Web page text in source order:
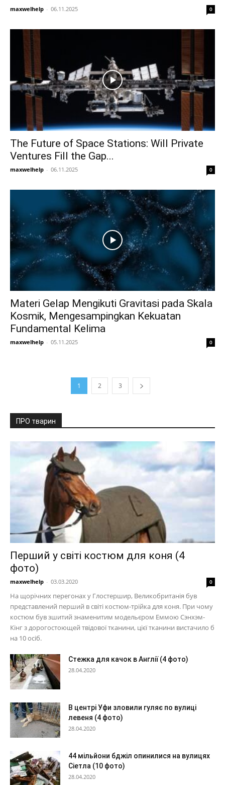
maxwelhelp - 06.11.2025 0
The Future of Space Stations: Will Private
Ventures Fill the Gap...
maxwelhelp - 06.11.2025 0
Materi Gelap Mengikuti Gravitasi pada Skala
Kosmik, Mengesampingkan Kekuatan
Fundamental Kelima
maxwelhelp - 05.11.2025 0
1 2 3
ПРО тварин
Перший у світі костюм для коня (4
фото)
maxwelhelp - 03.03.2020 0
На щорічних перегонах у Глостершир, Великобританія був
представлений перший в світі костюм-трійка для коня. При чому
костюм був зшитий знаменитим модельєром Еммою Сэнхэм-
Кінг з дорогостоющей твідової тканини, цієї тканини вистачило б
на 10 осіб.
Стежка для качок в Англії (4 фото)
28.04.2020
В центрі Уфи зловили гуляє по вулиці
левеня (4 фото)
28.04.2020
44 мільйони бджіл опинилися на вулицях
Сіетла (10 фото)
28.04.2020